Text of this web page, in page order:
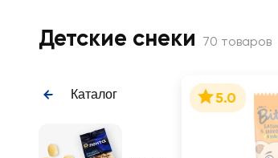
Детские снеки 70 товаров
Каталог 5.0